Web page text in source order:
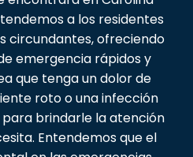
a los residentes
circundantes, ofreciendo
emergencia rápidos y
que tenga un dolor de
roto o una infección
brindarle la atención
Entendemos que el